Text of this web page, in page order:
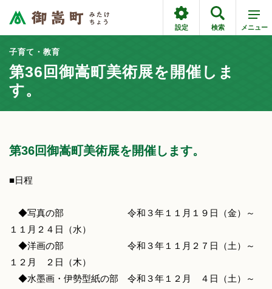
設定 検索 メニュー
子育て・教育
第36回御嵩町美術展を開催しま
す。
第36回御嵩町美術展を開催します。
■日程
◆写真の部 令和３年１１月１９日（金）～
１１月２４日（水）
◆洋画の部 令和３年１１月２７日（土）～
１２月 ２日（木）
◆水墨画・伊勢型紙の部 令和３年１２月 ４日（土）～